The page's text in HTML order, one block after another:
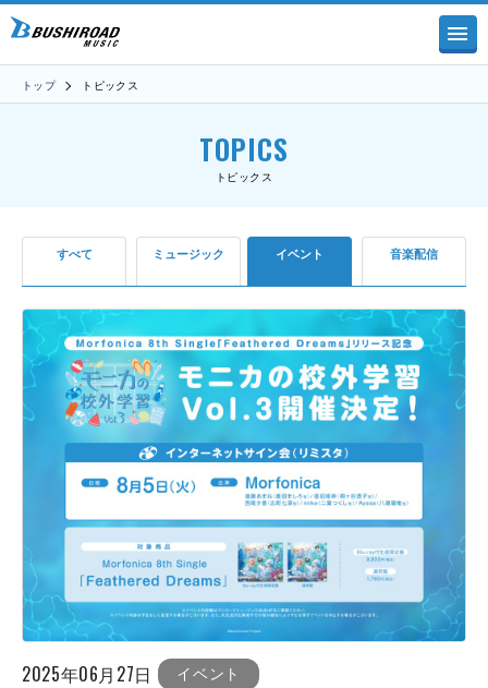
トップ トピックス
TOPICS
トピックス
すべて ミュージック イベント 音楽配信
2025年06月27日 イベント